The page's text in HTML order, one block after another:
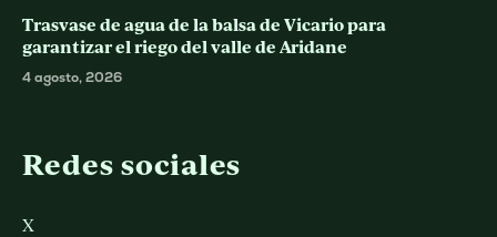
Trasvase de agua de la balsa de Vicario para
garantizar el riego del valle de Aridane
4 agosto, 2026
Redes sociales
X